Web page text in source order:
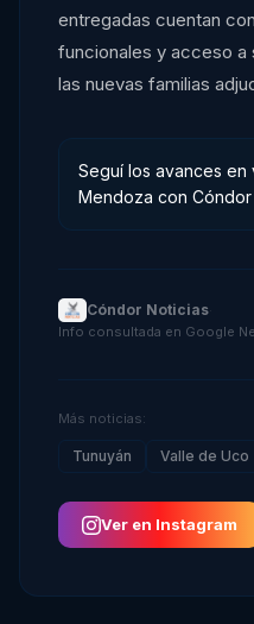
entregadas cuentan
funcionales y acceso a
las nuevas familias
Seguí los avances
Mendoza con Cóndor
Cóndor Noticias·
Info consultada en Google
Más noticias:
Tunuyán Valle de Uco
Ver en Instagram